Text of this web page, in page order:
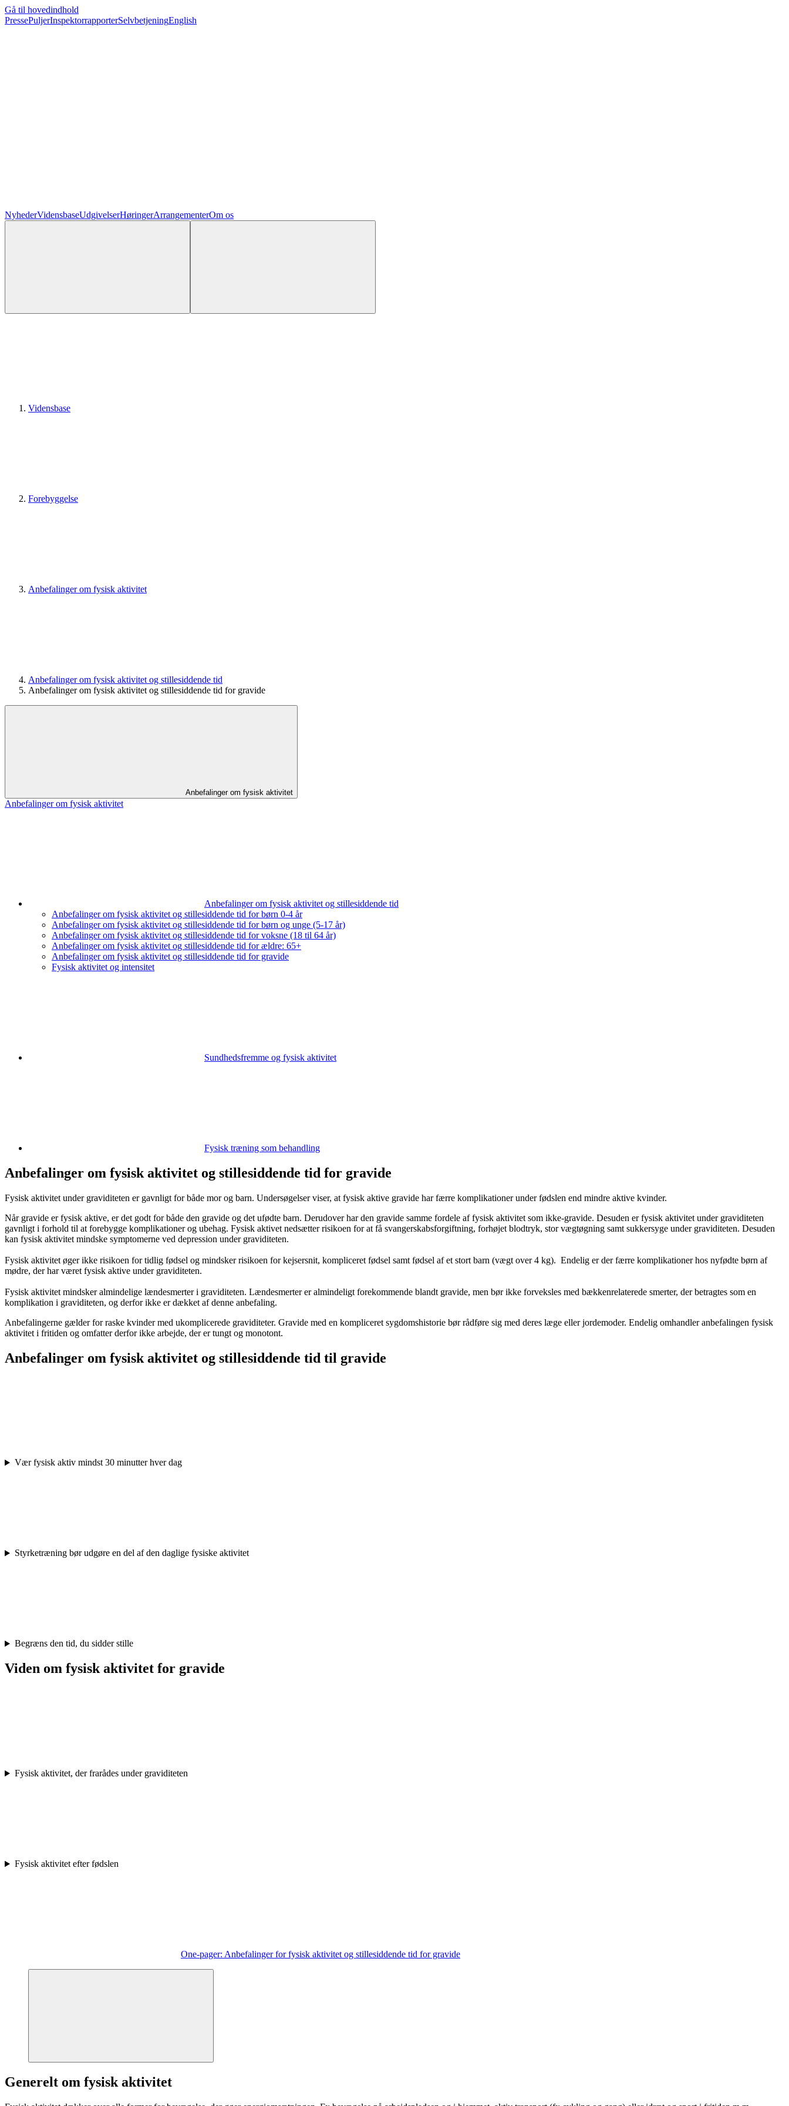
Gå til hovedindhold
PressePuljerInspektorrapporterSelvbetjeningEnglish
NyhederVidensbaseUdgivelserHøringerArrangementerOm os
Vidensbase
Forebyggelse
Anbefalinger om fysisk aktivitet
Anbefalinger om fysisk aktivitet og stillesiddende tid
Anbefalinger om fysisk aktivitet og stillesiddende tid for gravide
Anbefalinger om fysisk aktivitet
Anbefalinger om fysisk aktivitet
Anbefalinger om fysisk aktivitet og stillesiddende tid
Anbefalinger om fysisk aktivitet og stillesiddende tid for børn 0-4 år
Anbefalinger om fysisk aktivitet og stillesiddende tid for børn og unge (5-17 år)
Anbefalinger om fysisk aktivitet og stillesiddende tid for voksne (18 til 64 år)
Anbefalinger om fysisk aktivitet og stillesiddende tid for ældre: 65+
Anbefalinger om fysisk aktivitet og stillesiddende tid for gravide
Fysisk aktivitet og intensitet
Sundhedsfremme og fysisk aktivitet
Fysisk træning som behandling
Anbefalinger om fysisk aktivitet og stillesiddende tid for gravide
Fysisk aktivitet under graviditeten er gavnligt for både mor og barn. Undersøgelser viser, at fysisk aktive gravide har færre komplikationer under fødslen end mindre aktive kvinder.
Når gravide er fysisk aktive, er det godt for både den gravide og det ufødte barn. Derudover har den gravide samme fordele af fysisk aktivitet som ikke-gravide. Desuden er fysisk aktivitet under graviditeten
gavnligt i forhold til at forebygge komplikationer og ubehag. Fysisk aktivet nedsætter risikoen for at få svangerskabsforgiftning, forhøjet blodtryk, stor vægtøgning samt sukkersyge under graviditeten. Desuden
kan fysisk aktivitet mindske symptomerne ved depression under graviditeten.
Fysisk aktivitet øger ikke risikoen for tidlig fødsel og mindsker risikoen for kejsersnit, kompliceret fødsel samt fødsel af et stort barn (vægt over 4 kg). Endelig er der færre komplikationer hos nyfødte børn af
mødre, der har været fysisk aktive under graviditeten.
Fysisk aktivitet mindsker almindelige lændesmerter i graviditeten. Lændesmerter er almindeligt forekommende blandt gravide, men bør ikke forveksles med bækkenrelaterede smerter, der betragtes som en
komplikation i graviditeten, og derfor ikke er dækket af denne anbefaling.
Anbefalingerne gælder for raske kvinder med ukomplicerede graviditeter. Gravide med en kompliceret sygdomshistorie bør rådføre sig med deres læge eller jordemoder. Endelig omhandler anbefalingen fysisk
aktivitet i fritiden og omfatter derfor ikke arbejde, der er tungt og monotont.
Anbefalinger om fysisk aktivitet og stillesiddende tid til gravide
Vær fysisk aktiv mindst 30 minutter hver dag
Styrketræning bør udgøre en del af den daglige fysiske aktivitet
Begræns den tid, du sidder stille
Viden om fysisk aktivitet for gravide
Fysisk aktivitet, der frarådes under graviditeten
Fysisk aktivitet efter fødslen
One-pager: Anbefalinger for fysisk aktivitet og stillesiddende tid for gravide
Generelt om fysisk aktivitet